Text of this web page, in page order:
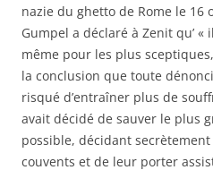
nazie du ghetto de Rome le 16
Gumpel a déclaré à Zenit qu’
même pour les plus
la conclusion que toute
risqué d’entraîner plus de
avait décidé de sauver le plus
possible, décidant
couvents et de leur porter